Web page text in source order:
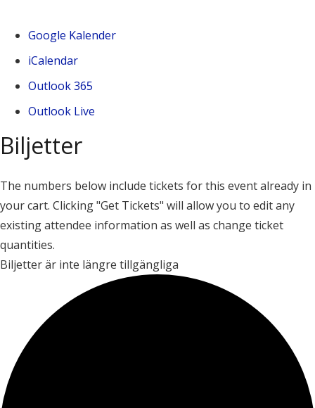
Google Kalender
iCalendar
Outlook 365
Outlook Live
Biljetter
The numbers below include tickets for this event already in
your cart. Clicking "Get Tickets" will allow you to edit any
existing attendee information as well as change ticket
quantities.
Biljetter är inte längre tillgängliga